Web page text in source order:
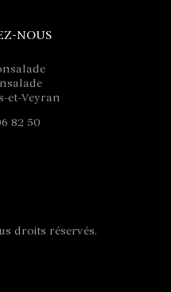
NOUS
et-Veyran
82 50
droits réservés.